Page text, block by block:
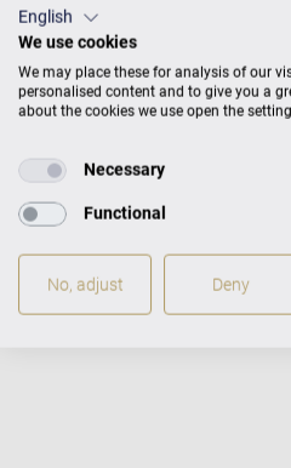
English
We use cookies
We may place these for analysis of our
personalised content and to give you a
about the cookies we use open the
Necessary
Functional
No, adjust Deny